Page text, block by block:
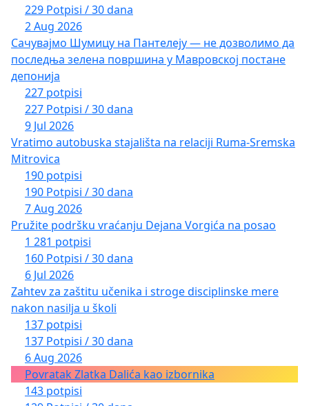
229 Potpisi / 30 dana
2 Aug 2026
Сачувајмо Шумицу на Пантелеју — не дозволимо да
последња зелена површина у Мавровској постане
депонија
227 potpisi
227 Potpisi / 30 dana
9 Jul 2026
Vratimo autobuska stajališta na relaciji Ruma-Sremska
Mitrovica
190 potpisi
190 Potpisi / 30 dana
7 Aug 2026
Pružite podršku vraćanju Dejana Vorgića na posao
1 281 potpisi
160 Potpisi / 30 dana
6 Jul 2026
Zahtev za zaštitu učenika i stroge disciplinske mere
nakon nasilja u školi
137 potpisi
137 Potpisi / 30 dana
6 Aug 2026
Povratak Zlatka Dalića kao izbornika
143 potpisi